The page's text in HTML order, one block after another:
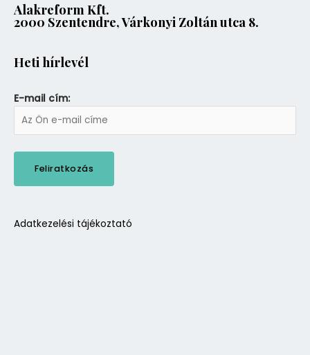
Alakreform Kft.
2000 Szentendre, Várkonyi Zoltán utca 8.
Heti hírlevél
E-mail cím:
Adatkezelési tájékoztató